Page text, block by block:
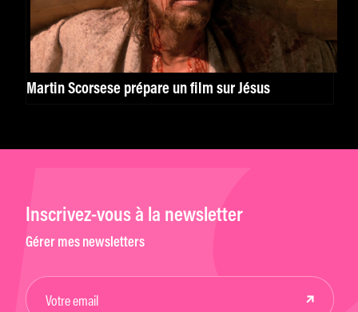
Martin Scorsese prépare un film sur Jésus
Inscrivez-vous à la newsletter
Gérer mes newsletters